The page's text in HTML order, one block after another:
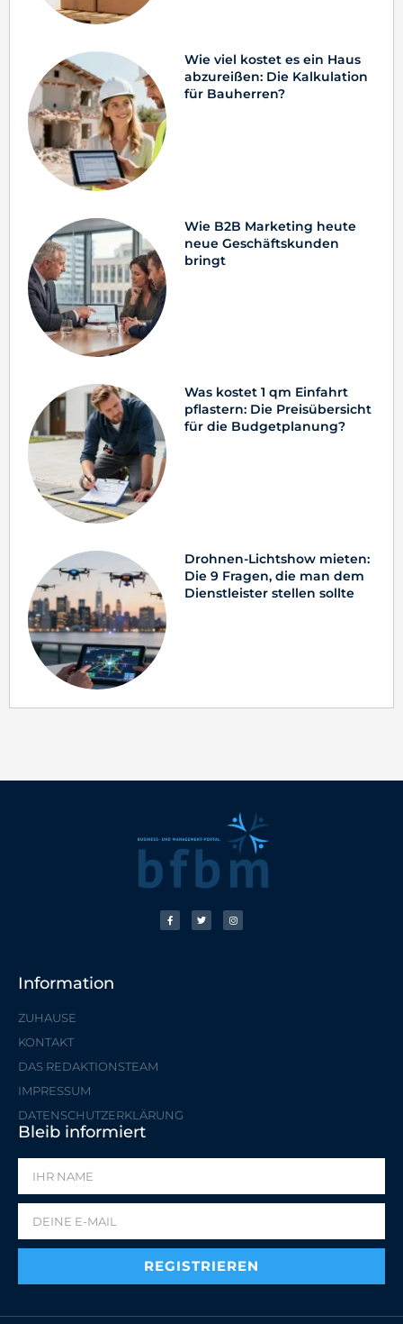
Wie viel kostet es ein Haus
abzureißen: Die Kalkulation
für Bauherren?
Wie B2B Marketing heute
neue Geschäftskunden
bringt
Was kostet 1 qm Einfahrt
pflastern: Die Preisübersicht
für die Budgetplanung?
Drohnen-Lichtshow mieten:
Die 9 Fragen, die man dem
Dienstleister stellen sollte
Information
ZUHAUSE
KONTAKT
DAS REDAKTIONSTEAM
IMPRESSUM
DATENSCHUTZERKLÄRUNG
Bleib informiert
REGISTRIEREN